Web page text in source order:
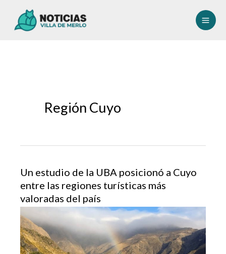
Región Cuyo
Un estudio de la UBA posicionó a Cuyo
entre las regiones turísticas más
valoradas del país